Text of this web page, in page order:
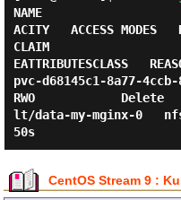
NAME
ACITY   ACCESS MODES
CLAIM
EATTRIBUTESCLASS
pvc-d68145c1-8a77-
RWO            Delete
lt/data-my-mginx-0
50s
CentOS Stream 9 :